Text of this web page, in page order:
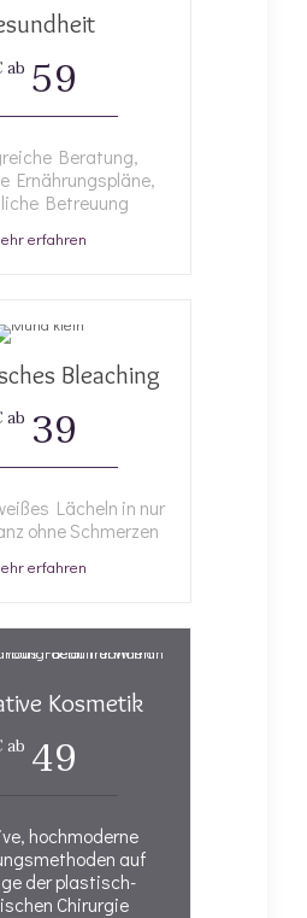
ab 59
Beratung,
Ernährungspläne,
Betreuung
erfahren
Bleaching
ab 39
Lächeln in nur
ohne Schmerzen
erfahren
Kosmetik
ab 49
hochmoderne
auf
der plastisch-
Chirurgie